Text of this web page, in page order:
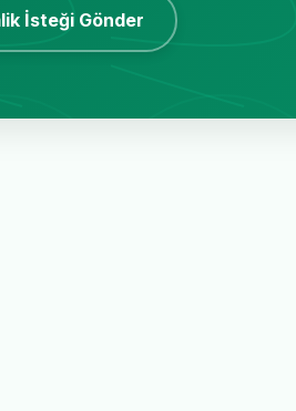
İsteği Gönder